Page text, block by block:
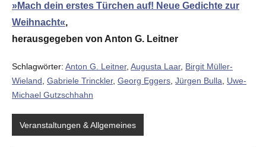
»Mach dein erstes Türchen auf! Neue Gedichte zur
Weihnacht«,
herausgegeben von Anton G. Leitner
Schlagwörter: Anton G. Leitner, Augusta Laar, Birgit Müller-
Wieland Gabriele Trinckler, Georg Eggers Jürgen Bulla
Uwe-
Michael Gutzschhahn
Veranstaltungen & Allgemeines